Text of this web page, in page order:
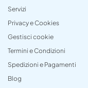
Servizi
Privacy e Cookies
Gestisci cookie
Termini e Condizioni
Spedizioni e Pagamenti
Blog